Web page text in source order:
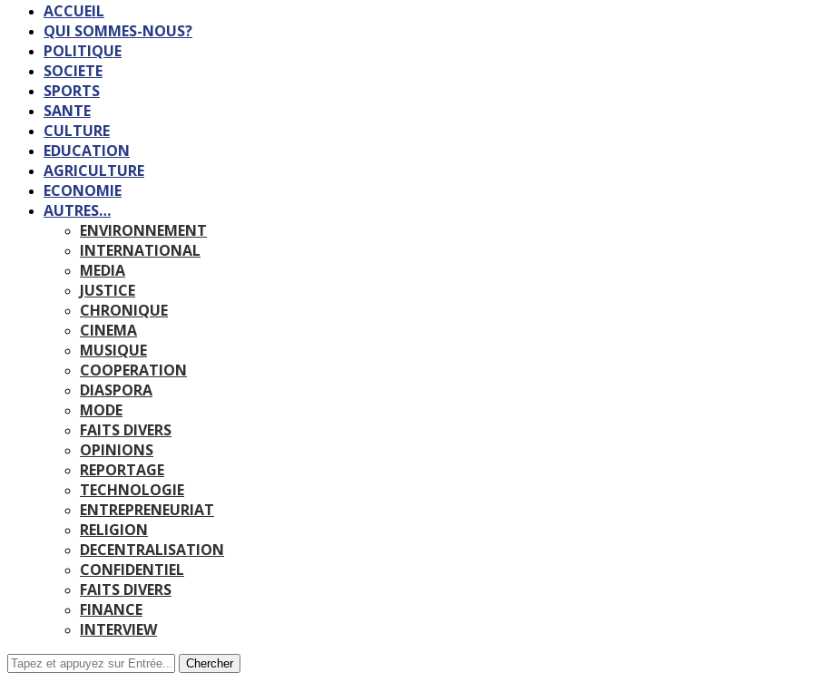
ACCUEIL
QUI SOMMES-NOUS?
POLITIQUE
SOCIETE
SPORTS
SANTE
CULTURE
EDUCATION
AGRICULTURE
ECONOMIE
AUTRES…
ENVIRONNEMENT
INTERNATIONAL
MEDIA
JUSTICE
CHRONIQUE
CINEMA
MUSIQUE
COOPERATION
DIASPORA
MODE
FAITS DIVERS
OPINIONS
REPORTAGE
TECHNOLOGIE
ENTREPRENEURIAT
RELIGION
DECENTRALISATION
CONFIDENTIEL
FAITS DIVERS
FINANCE
INTERVIEW
Chercher